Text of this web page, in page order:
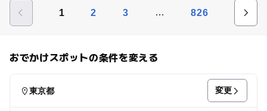
1 2 3 … 826
おでかけスポットの条件を変える
東京都 変更